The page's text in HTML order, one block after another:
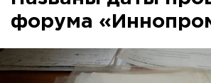
форума